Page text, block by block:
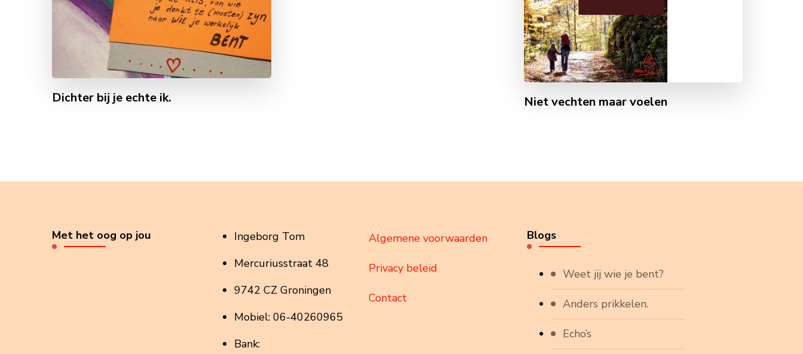
Dichter bij je echte ik. Niet vechten maar voelen
Met het oog op jou
Ingeborg Tom
Mercuriusstraat 48
9742 CZ Groningen
Mobiel: 06-40260965
Bank:
Algemene voorwaarden
Privacy beleid
Contact
Blogs
Weet jij wie je bent?
Anders prikkelen.
Echo’s